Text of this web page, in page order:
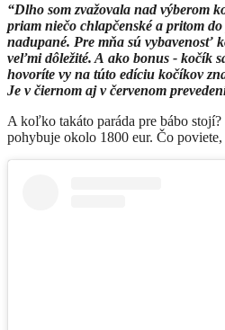
“Dlho som zvažovala nad výberom
priam niečo chlapčenské a pritom
nadupané. Pre mňa sú vybavenosť
veľmi dôležité. A ako bonus - kočík
hovoríte vy na túto edíciu kočíkov
Je v čiernom aj v červenom
A koľko takáto paráda pre bábo
pohybuje okolo 1800 eur. Čo